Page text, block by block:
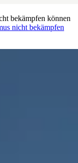
bekämpfen können
nicht bekämpfen